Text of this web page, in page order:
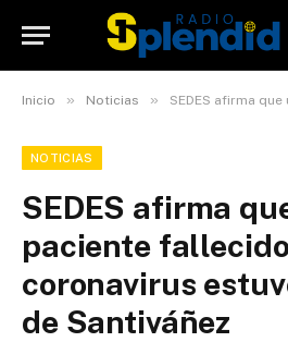
Inicio » Noticias » SEDES afirma que último paciente
NOTICIAS
SEDES afirma
paciente
coronavirus
de Santiváñez